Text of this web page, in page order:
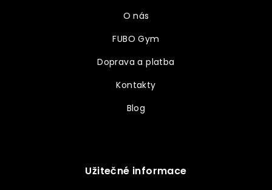
O nás
FUBO Gym
Doprava a platba
Kontakty
Blog
Užitečné informace